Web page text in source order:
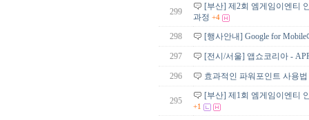
299
[부산] 제2회 엠게임이엔티
과정 +4
298 [행사안내] Google for
297 [전시/서울] 앱쇼코리아 -
296 효과적인 파워포인트 사용
295
[부산] 제1회 엠게임이엔티
+1